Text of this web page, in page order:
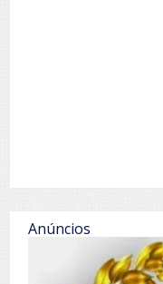
Anúncios